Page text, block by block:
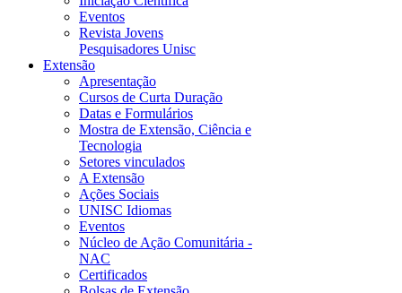
Eventos
Revista Jovens
Pesquisadores Unisc
Extensão
Apresentação
Cursos de Curta Duração
Datas e Formulários
Mostra de Extensão, Ciência e
Tecnologia
Setores vinculados
A Extensão
Ações Sociais
UNISC Idiomas
Eventos
Núcleo de Ação Comunitária -
NAC
Certificados